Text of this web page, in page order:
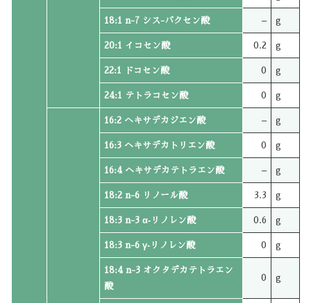
18:1 n-7 シス-バクセン酸 – g
20:1 イコセン酸 0.2 g
22:1 ドコセン酸 0 g
24:1 テトラコセン酸 0 g
16:2 ヘキサデカジエン酸 – g
16:3 ヘキサデカトリエン酸 0 g
16:4 ヘキサデカテトラエン酸 – g
18:2 n-6 リノール酸 3.3 g
18:3 n-3 α‐リノレン酸 0.6 g
18:3 n-6 γ‐リノレン酸 0 g
18:4 n-3 オクタデカテトラエン
酸
0 g